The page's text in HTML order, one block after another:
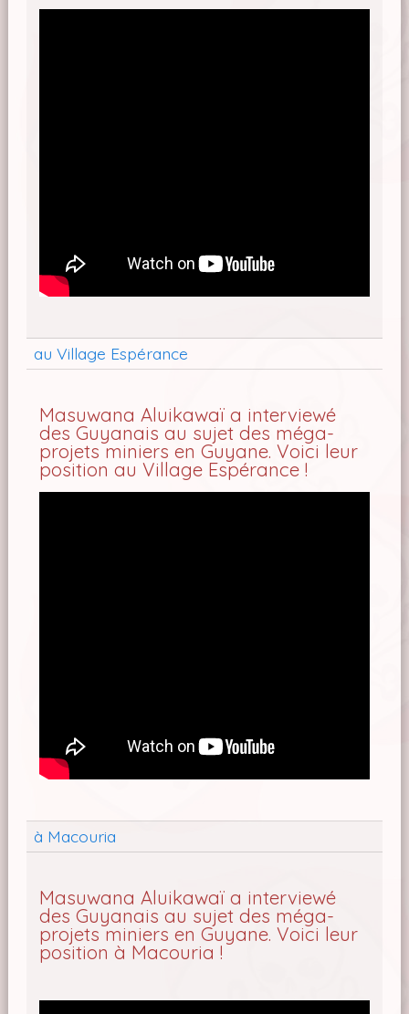
au Village Espérance
Masuwana Aluikawaï a interviewé
des Guyanais au sujet des méga-
projets miniers en Guyane. Voici leur
position au Village Espérance !
à Macouria
Masuwana Aluikawaï a interviewé
des Guyanais au sujet des méga-
projets miniers en Guyane. Voici leur
position à Macouria !